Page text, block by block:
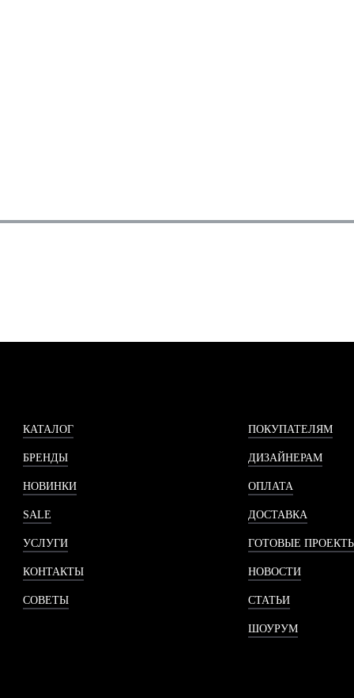
КАТАЛОГ
БРЕНДЫ
НОВИНКИ
SALE
УСЛУГИ
КОНТАКТЫ
СОВЕТЫ
ПОКУПАТЕЛЯМ
ДИЗАЙНЕРАМ
ОПЛАТА
ДОСТАВКА
ГОТОВЫЕ
НОВОСТИ
СТАТЬИ
ШОУРУМ